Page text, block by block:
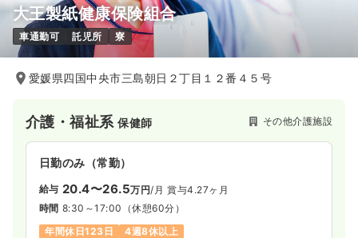
大王製紙健康保険組合
車通勤可 託児所 寮
愛媛県四国中央市三島朝日２丁目１２番４５号
介護・福祉系保健師 その他介護施設
日勤のみ（常勤）
給与 20.4〜26.5万円/月 賞与4.27ヶ月
時間 8:30～17:00 （休憩60分）
年間休日123日
4週8休以上